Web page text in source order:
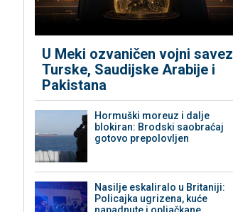
U Meki ozvaničen vojni savez
Turske, Saudijske Arabije i
Pakistana
Hormuški moreuz i dalje
blokiran: Brodski saobraćaj
gotovo prepolovljen
Nasilje eskaliralo u Britaniji:
Policajka ugrizena, kuće